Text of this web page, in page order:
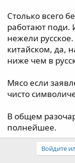
Столько всего
работают поди.
нежели
китайском, да,
ниже чем в
Мясо если
чисто
В общем
полнейшее.
Войдите